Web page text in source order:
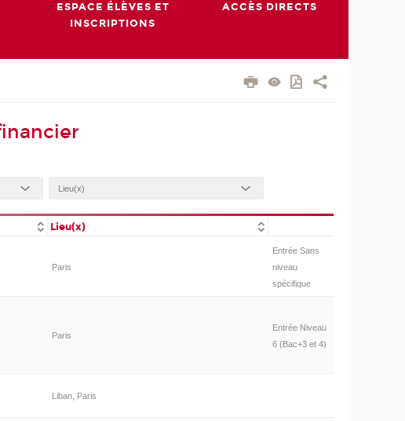
ESPACE ÉLÈVES ET
INSCRIPTIONS
ACCÈS DIRECTS
Lieu(x)
Paris
Entrée Sans
niveau
spécifique
Paris
Entrée Niveau
6 (Bac+3 et 4)
Liban, Paris